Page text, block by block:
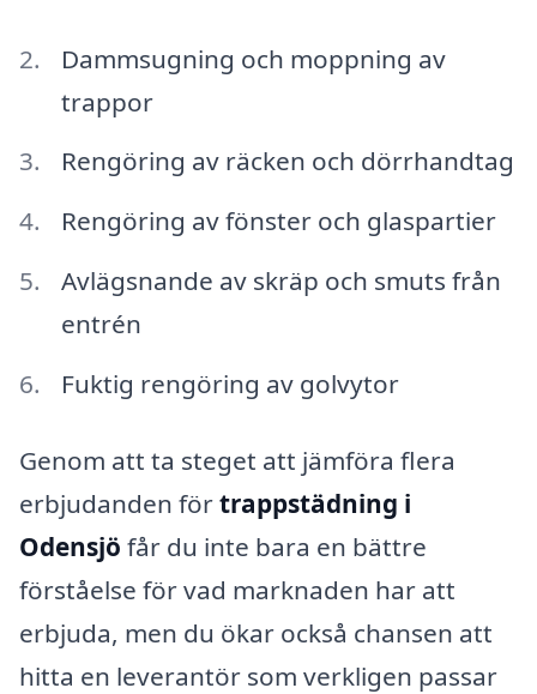
Dammsugning och moppning av
trappor
Rengöring av räcken och dörrhandtag
Rengöring av fönster och glaspartier
Avlägsnande av skräp och smuts från
entrén
Fuktig rengöring av golvytor
Genom att ta steget att jämföra flera
erbjudanden förtrappstädning i
Odensjö får du inte bara en bättre
förståelse för vad marknaden har att
erbjuda, men du ökar också chansen att
hitta en leverantör som verkligen passar